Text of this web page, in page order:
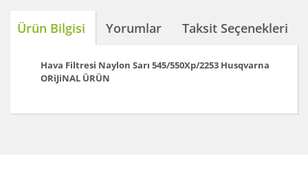
Ürün Bilgisi Yorumlar Taksit Seçenekleri
Hava Filtresi Naylon Sarı 545/550Xp/2253 Husqvarna
ORiJiNAL ÜRÜN